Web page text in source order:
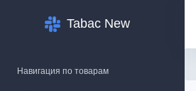
Tabac New
Навигация по товарам